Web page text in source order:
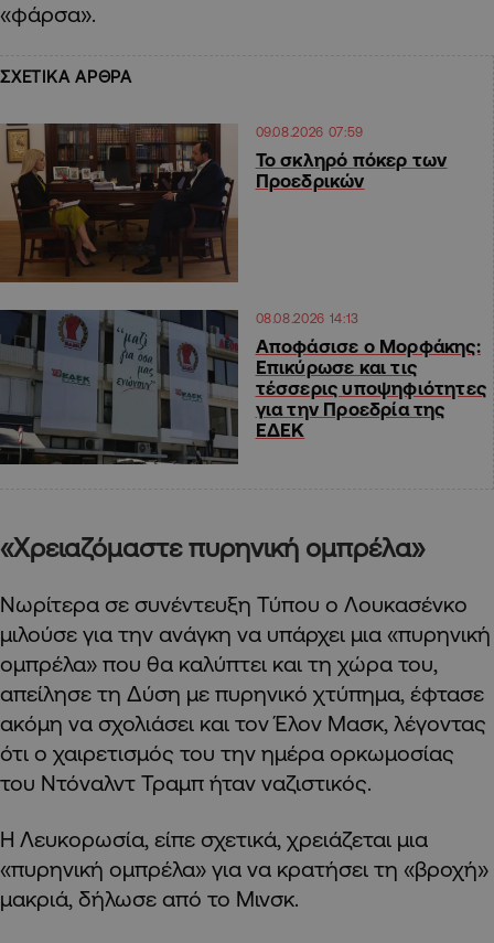
«φάρσα».
ΣΧΕΤΙΚΑ ΑΡΘΡΑ
09.08.2026 07:59
Το σκληρό πόκερ των
Προεδρικών
08.08.2026 14:13
Αποφάσισε ο Μορφάκης:
Επικύρωσε και τις
τέσσερις υποψηφιότητες
για την Προεδρία της
ΕΔΕΚ
«Χρειαζόμαστε πυρηνική ομπρέλα»
Νωρίτερα σε συνέντευξη Τύπου ο Λουκασένκο
μιλούσε για την ανάγκη να υπάρχει μια «πυρηνική
ομπρέλα» που θα καλύπτει και τη χώρα του,
απείλησε τη Δύση με πυρηνικό χτύπημα, έφτασε
ακόμη να σχολιάσει και τον Έλον Μασκ, λέγοντας
ότι ο χαιρετισμός του την ημέρα ορκωμοσίας
του Ντόναλντ Τραμπ ήταν ναζιστικός.
Η Λευκορωσία, είπε σχετικά, χρειάζεται μια
«πυρηνική ομπρέλα» για να κρατήσει τη «βροχή»
μακριά, δήλωσε από το Μινσκ.